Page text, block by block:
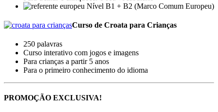
Nível B1 + B2 (Marco Comum Europeu)
Curso de Croata para Crianças
250 palavras
Curso interativo com jogos e imagens
Para crianças a partir 5 anos
Para o primeiro conhecimento do idioma
PROMOÇÃO EXCLUSIVA!